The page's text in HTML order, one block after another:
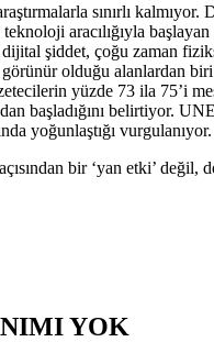
sınırlı
aracılığıyla
şiddet, çoğu zaman
olduğu alanlardan biri
yüzde 73 ila 75’i
başladığını belirtiyor.
yoğunlaştığı vurgulanıyor.
bir ‘yan etki’ değil,
YOK